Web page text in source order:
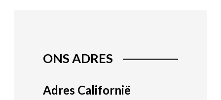
ONS ADRES
Adres Californië